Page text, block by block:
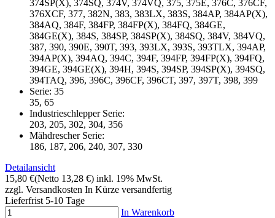
374SP(X), 374SQ, 374V, 374VQ, 375, 375E, 376C, 376CF,
376XCF, 377, 382N, 383, 383LX, 383S, 384AP, 384AP(X),
384AQ, 384F, 384FP, 384FP(X), 384FQ, 384GE,
384GE(X), 384S, 384SP, 384SP(X), 384SQ, 384V, 384VQ,
387, 390, 390E, 390T, 393, 393LX, 393S, 393TLX, 394AP,
394AP(X), 394AQ, 394C, 394F, 394FP, 394FP(X), 394FQ,
394GE, 394GE(X), 394H, 394S, 394SP, 394SP(X), 394SQ,
394TAQ, 396, 396C, 396CF, 396CT, 397, 397T, 398, 399
Serie: 35
35, 65
Industrieschlepper Serie:
203, 205, 302, 304, 356
Mähdrescher Serie:
186, 187, 206, 240, 307, 330
Detailansicht
15,80 €(Netto 13,28 €) inkl. 19% MwSt.
zzgl. Versandkosten In Kürze versandfertig
Lieferfrist 5-10 Tage
In Warenkorb